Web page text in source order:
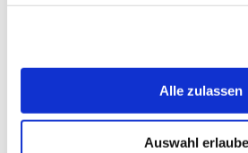
Alle zulassen
Auswahl
Foto ©
Oke-daikō oder Okedō